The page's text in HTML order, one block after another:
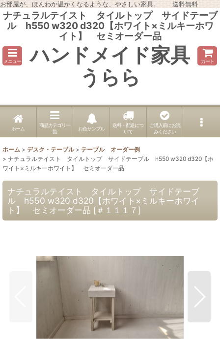
お部屋が、ほんわか温かくなるような、やさしい家具。 送料無料
ナチュラルテイスト タイルトップ サイドテーブ
ル h550 w320 d320【ホワイト×ミルキーホワ
イト】 セミオーダー品
メニュー ハンドメイド家具
うらら
カート
ホーム
商品カテゴリ一
覧
お色サンプル
送料・配送につ
いて
ご購入前にお読
みください
ホーム > デスク・テーブル > テーブル オーダー例
> ナチュラルテイスト タイルトップ サイドテーブル h550 w320 d320【ホ
ワイト×ミルキーホワイト】 セミオーダー品
ナチュラルテイスト タイルトップ サイドテーブ
ル h550 w320 d320【ホワイト×ミルキーホワイ
ト】 セミオーダー品 [＃１１１７]